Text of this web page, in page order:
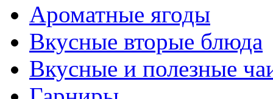
Ароматные ягоды
Вкусные вторые блюда
Вкусные и полезные